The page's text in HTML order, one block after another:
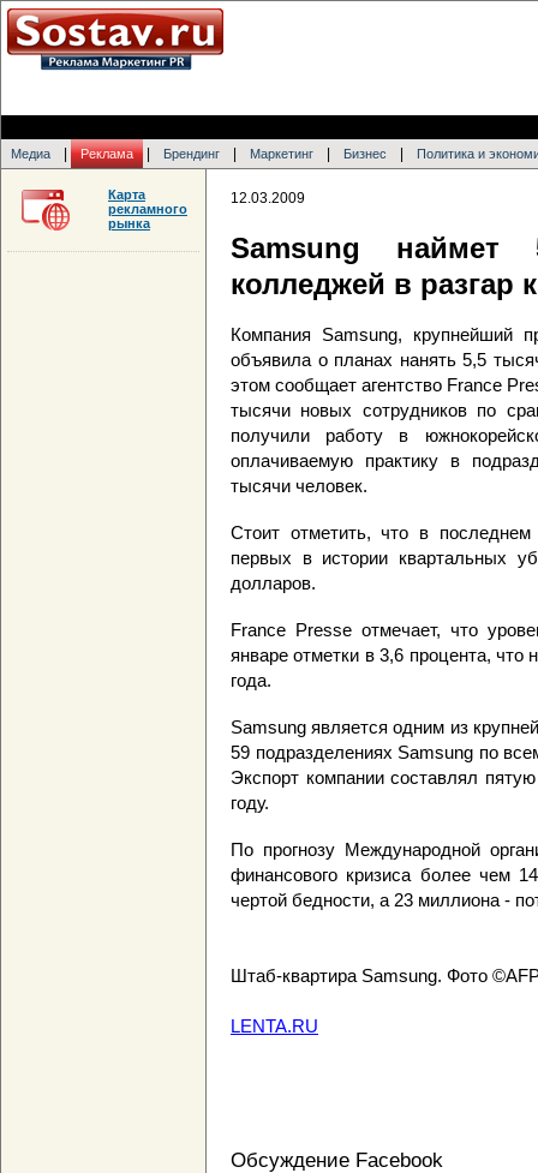
Медиа Реклама Брендинг Маркетинг Бизнес Политика и
12.03.2009
Samsung наймет
колледжей в разгар
Компания Samsung, крупнейший
объявила о планах нанять 5,5
этом сообщает агентство France
тысячи новых сотрудников по
получили работу в
оплачиваемую практику в
тысячи человек.
Стоит отметить, что в
первых в истории квартальных
долларов.
France Presse отмечает, что
январе отметки в 3,6 процента,
года.
Samsung является одним из
59 подразделениях Samsung по
Экспорт компании составлял
году.
По прогнозу Международной
финансового кризиса более чем
чертой бедности, а 23 миллиона -
Штаб-квартира Samsung. Фото
LENTA.RU
Обсуждение Facebook
Карта
рекламного
рынка